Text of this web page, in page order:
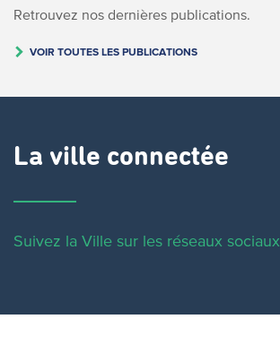
Retrouvez nos dernières publications.
VOIR TOUTES LES PUBLICATIONS
La ville connectée
Suivez la Ville sur les réseaux sociaux